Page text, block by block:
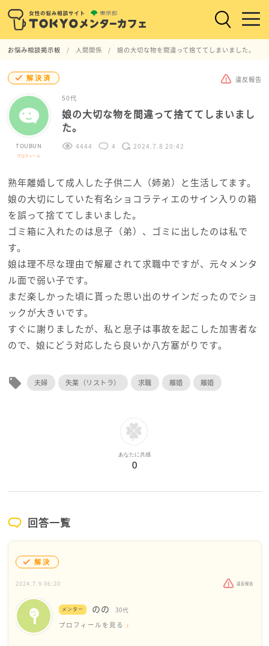
お悩み相談掲示板 人間関係 娘の大切な物を間違って捨ててしまいました。
解決済 違反報告
TOUBUN
プロフィール
50代
娘の大切な物を間違って捨ててしまいまし
た。
4444 4 2024.7.8 20:42
熟年離婚して成人した子供二人（姉弟）と生活してます。
娘の大切にしていた有名ショコラティエのサイン入りの箱
を誤って捨ててしまいました。
ゴミ箱に入れたのは息子（弟）、ゴミに出したのは私で
す。
娘は理不尽な理由で解雇されて求職中ですが、元々メンタ
ル面で弱い子です。
まだ楽しかった頃に貰った思い出のサインだったのでショ
ックが大きいです。
すぐに謝りましたが、私と息子は事故を起こした加害者な
ので、娘にどう対応したら良いか八方塞がりです。
local_offer 夫婦 失業（リストラ） 求職 離婚 離婚
あなたに共感
0
回答一覧
解決
2024.7.9 06:20 違反報告
メンター のの 30代
プロフィールを見る